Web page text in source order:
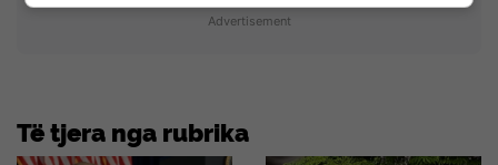
Advertisement
Të tjera nga rubrika